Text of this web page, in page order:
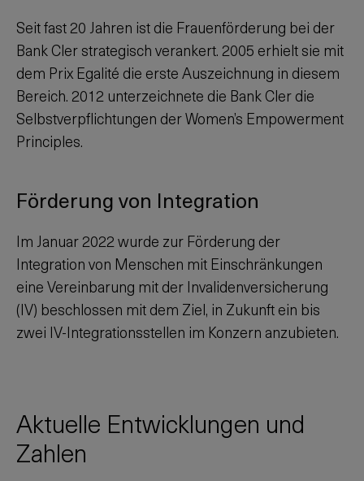
Seit fast 20 Jahren ist die Frauenförderung bei der
Bank Cler strategisch verankert. 2005 erhielt sie mit
dem Prix Egalité die erste Auszeichnung in diesem
Bereich. 2012 unterzeichnete die Bank Cler die
Selbstverpflichtungen der Women’s Empowerment
Principles.
Förderung von Integration
Im Januar 2022 wurde zur Förderung der
Integration von Menschen mit Einschränkungen
eine Vereinbarung mit der Invalidenversicherung
(IV) beschlossen mit dem Ziel, in Zukunft ein bis
zwei IV-Integrationsstellen im Konzern anzubieten.
Aktuelle Entwicklungen und
Zahlen